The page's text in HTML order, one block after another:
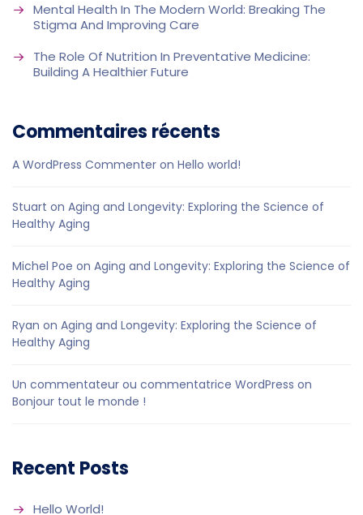
Mental Health In The Modern World: Breaking The
Stigma And Improving Care
The Role Of Nutrition In Preventative Medicine:
Building A Healthier Future
Commentaires récents
A WordPress Commenter on Hello world!
Stuart on Aging and Longevity: Exploring the Science of
Healthy Aging
Michel Poe on Aging and Longevity: Exploring the Science of
Healthy Aging
Ryan on Aging and Longevity: Exploring the Science of
Healthy Aging
Un commentateur ou commentatrice WordPress on
Bonjour tout le monde !
Recent Posts
Hello World!